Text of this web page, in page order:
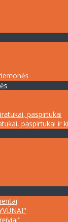
paspirtukai
paspirtukai ir